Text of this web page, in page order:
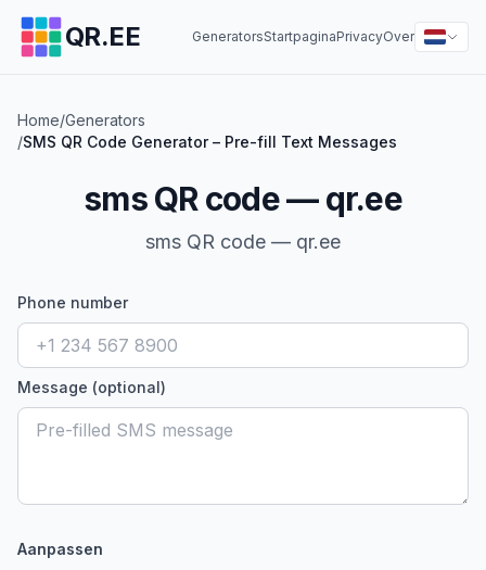
QR.EE GeneratorsStartpaginaPrivacyOver
Home/Generators
/SMS QR Code Generator – Pre-fill Text Messages
sms QR code — qr.ee
sms QR code — qr.ee
Phone number
Message (optional)
Aanpassen